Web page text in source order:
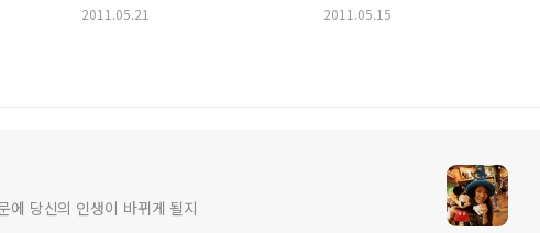
2011.05.21 2011.05.15
에 당신의 인생이 바뀌게 될지